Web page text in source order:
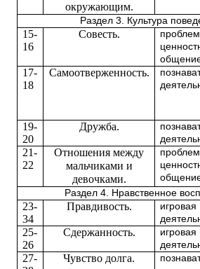
окружающим.
Раздел 3. Культура
15-
16
Совесть.
17-
18
Самоотверженность.
19-
20
Дружба.
21-
22
Отношения между
мальчиками и
девочками.
Раздел 4. Нравственное
23-
34
Правдивость.
игровая
25-
26
Сдержанность.
игровая
27-
Чувство долга.